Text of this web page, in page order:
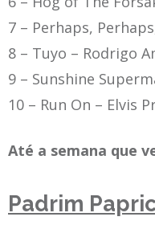
7 – Perhaps,
8 – Tuyo – Rodrigo
9 – Sunshine
10 – Run On – Elvis
Até a semana que
Padrim